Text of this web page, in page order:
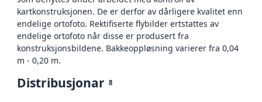
kartkonstruksjonen. De er derfor av dårligere kvalitet enn
endelige ortofoto. Rektifiserte flybilder ertstattes av
endelige ortofoto når disse er produsert fra
konstruksjonsbildene. Bakkeoppløsning varierer fra 0,04
m - 0,20 m.
Distribusjonar 8